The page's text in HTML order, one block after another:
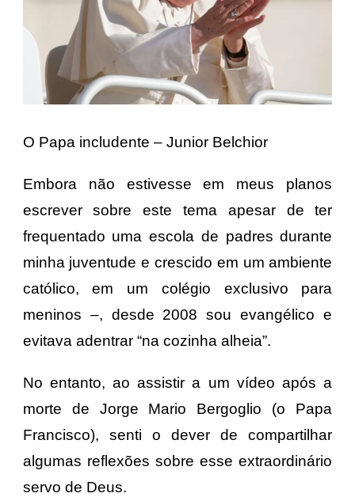
O Papa includente – Junior Belchior
Embora não estivesse em meus planos
escrever sobre este tema apesar de ter
frequentado uma escola de padres durante
minha juventude e crescido em um ambiente
católico, em um colégio exclusivo para
meninos –, desde 2008 sou evangélico e
evitava adentrar “na cozinha alheia”.
No entanto, ao assistir a um vídeo após a
morte de Jorge Mario Bergoglio (o Papa
Francisco), senti o dever de compartilhar
algumas reflexões sobre esse extraordinário
servo de Deus.